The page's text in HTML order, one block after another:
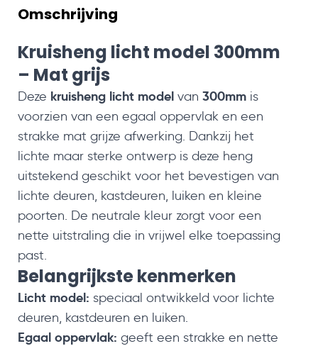
Omschrijving
Kruisheng licht model 300mm
– Mat grijs
Deze kruisheng licht model van 300mm is
voorzien van een egaal oppervlak en een
strakke mat grijze afwerking. Dankzij het
lichte maar sterke ontwerp is deze heng
uitstekend geschikt voor het bevestigen van
lichte deuren, kastdeuren, luiken en kleine
poorten. De neutrale kleur zorgt voor een
nette uitstraling die in vrijwel elke toepassing
past.
Belangrijkste kenmerken
Licht model: speciaal ontwikkeld voor lichte
deuren, kastdeuren en luiken.
Egaal oppervlak: geeft een strakke en nette